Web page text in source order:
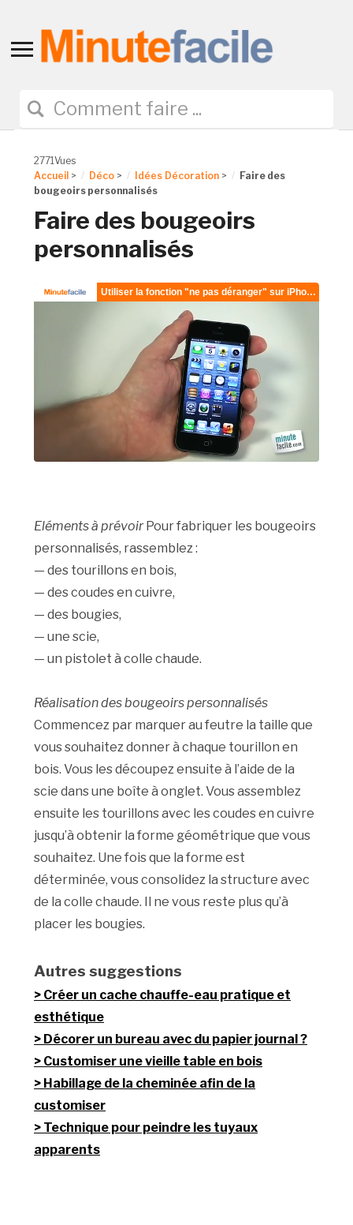
Toggle
navigation
2771Vues
Accueil > Déco > Idées Décoration >
Faire des
bougeoirs personnalisés
Faire des bougeoirs
personnalisés
Eléments à prévoirPour fabriquer les bougeoirs
personnalisés, rassemblez :
— des tourillons en bois,
— des coudes en cuivre,
— des bougies,
— une scie,
— un pistolet à colle chaude.
Réalisation des bougeoirs personnalisés
Commencez par marquer au feutre la taille que
vous souhaitez donner à chaque tourillon en
bois. Vous les découpez ensuite à l’aide de la
scie dans une boîte à onglet. Vous assemblez
ensuite les tourillons avec les coudes en cuivre
jusqu’à obtenir la forme géométrique que vous
souhaitez. Une fois que la forme est
déterminée, vous consolidez la structure avec
de la colle chaude. Il ne vous reste plus qu’à
placer les bougies.
Autres suggestions
Créer un cache chauffe-eau pratique et
esthétique
Décorer un bureau avec du papier journal ?
Customiser une vieille table en bois
Habillage de la cheminée afin de la
customiser
Technique pour peindre les tuyaux
apparents